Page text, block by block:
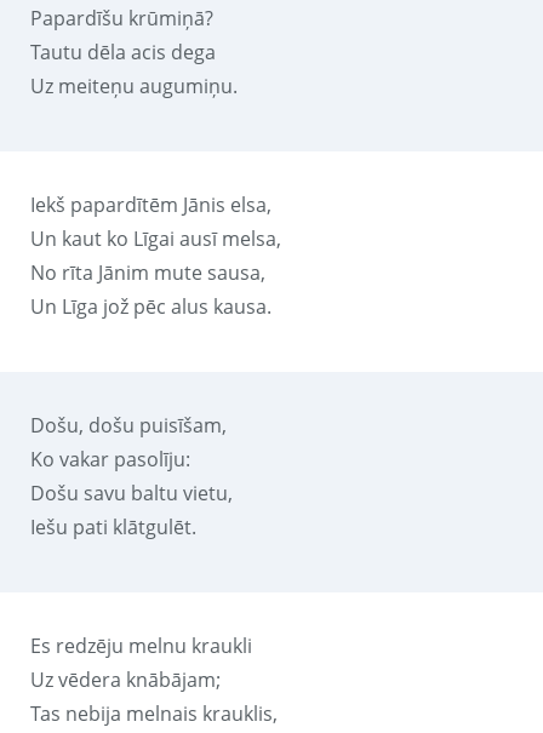
Papardīšu krūmiņā?
Tautu dēla acis dega
Uz meiteņu augumiņu.
Iekš papardītēm Jānis elsa,
Un kaut ko Līgai ausī melsa,
No rīta Jānim mute sausa,
Un Līga jož pēc alus kausa.
Došu, došu puisīšam,
Ko vakar pasolīju:
Došu savu baltu vietu,
Iešu pati klātgulēt.
Es redzēju melnu kraukli
Uz vēdera knābājam;
Tas nebija melnais krauklis,